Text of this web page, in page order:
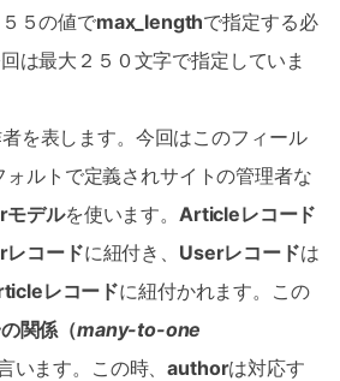
５の値でmax_lengthで指定する必
は最大２５０文字で指定していま
を表します。今回はこのフィール
ォルトで定義されサイトの管理者な
モデルを使います。 Articleレコード
レコードに紐付き、 Userレコードは
レコードに紐付かれます。この
関係（many-to-one
います。この時、authorは対応す